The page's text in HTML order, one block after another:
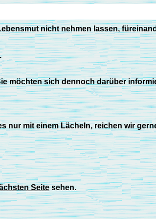
nicht nehmen lassen,
möchten sich dennoch darüber
nur mit einem Lächeln, reichen wir
Seitesehen.